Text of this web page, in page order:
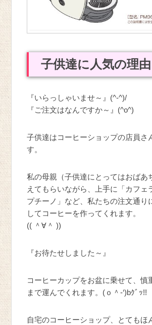
子供達に人気の理由
『いらっしゃいませ～』(^-^)/
『ご注文はなんですか～』(^o^)ゞ
子供達はコーヒーショップの店員さ
す。
私の母親（子供達にとってはおばあ
えてもらいながら、上手に「カフェ
プチーノ」など、私たちの注文通り
してコーヒーを作ってくれます。
(( ＾∀＾ ))
『お待たせしました～』
コーヒーカップをお盆に乗せて、慎
まで運んでくれます。(ｏ＾-‘)bｸﾞｯ!!
自宅のコーヒーショップ、とてもほ